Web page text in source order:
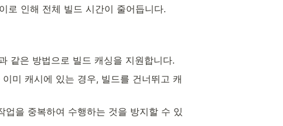
로 인해 전체 빌드 시간이 줄어듭니다.
같은 방법으로 빌드 캐싱을 지원합니다.
미 캐시에 있는 경우, 빌드를 건너뛰고 캐
을 중복하여 수행하는 것을 방지할 수 있